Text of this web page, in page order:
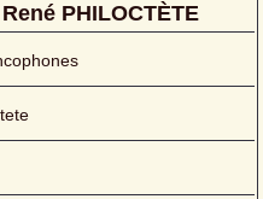
René PHILOCTÈTE